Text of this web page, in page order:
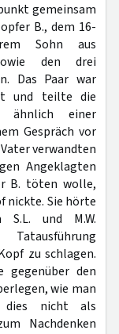
gemeinsam
B., dem 16-
Sohn aus
den drei
Das Paar war
und teilte die
ähnlich einer
Gespräch vor
verwandten
Angeklagten
B. töten wolle,
nickte. Sie hörte
und M.W.
zu schlagen.
gegenüber den
wie man
dies nicht als
Nachdenken